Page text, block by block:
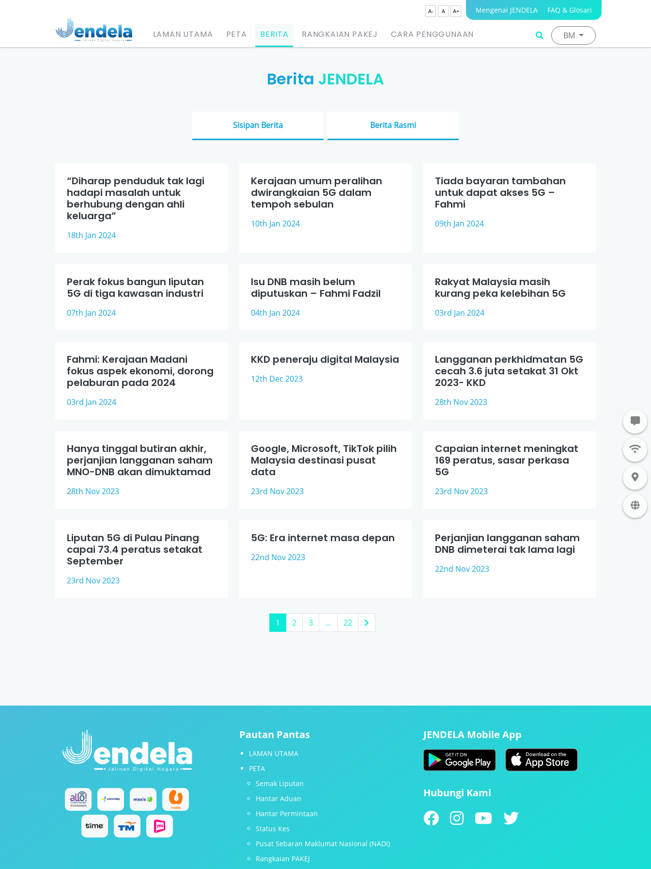
A- A A+ Mengenai JENDELA FAQ & Glosari
LAMAN UTAMA PETA BERITA RANGKAIAN PAKEJ CARA PENGGUNAAN BM
Berita JENDELA
Sisipan Berita Berita Rasmi
“Diharap penduduk tak lagi
hadapi masalah untuk
berhubung dengan ahli
keluarga”
18th Jan 2024
Kerajaan umum peralihan
dwirangkaian 5G dalam
tempoh sebulan
10th Jan 2024
Tiada bayaran tambahan
untuk dapat akses 5G –
Fahmi
09th Jan 2024
Perak fokus bangun liputan
5G di tiga kawasan industri
07th Jan 2024
Isu DNB masih belum
diputuskan – Fahmi Fadzil
04th Jan 2024
Rakyat Malaysia masih
kurang peka kelebihan 5G
03rd Jan 2024
Fahmi: Kerajaan Madani
fokus aspek ekonomi, dorong
pelaburan pada 2024
03rd Jan 2024
KKD peneraju digital Malaysia
12th Dec 2023
Langganan perkhidmatan 5G
cecah 3.6 juta setakat 31 Okt
2023- KKD
28th Nov 2023
Hanya tinggal butiran akhir,
perjanjian langganan saham
MNO-DNB akan dimuktamad
28th Nov 2023
Google, Microsoft, TikTok pilih
Malaysia destinasi pusat
data
23rd Nov 2023
Capaian internet meningkat
169 peratus, sasar perkasa
5G
23rd Nov 2023
Liputan 5G di Pulau Pinang
capai 73.4 peratus setakat
September
23rd Nov 2023
5G: Era internet masa depan
22nd Nov 2023
Perjanjian langganan saham
DNB dimeterai tak lama lagi
22nd Nov 2023
1 2 3 … 22
Pautan Pantas
LAMAN UTAMA
PETA
Semak Liputan
Hantar Aduan
Hantar Permintaan
Status Kes
Pusat Sebaran Maklumat Nasional (NADI)
Rangkaian PAKEJ
JENDELA Mobile App
Hubungi Kami